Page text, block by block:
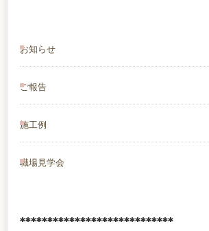
お知らせ
ご報告
施工例
職場見学会
****************************